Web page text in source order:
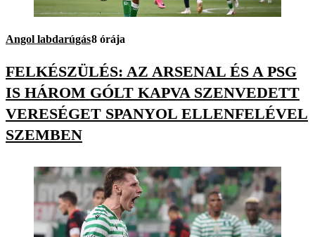
Angol labdarúgás8 órája
FELKÉSZÜLÉS: AZ ARSENAL ÉS A PSG
IS HÁROM GÓLT KAPVA SZENVEDETT
VERESÉGET SPANYOL ELLENFELÉVEL
SZEMBEN